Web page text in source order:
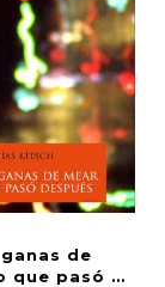
de
que pasó